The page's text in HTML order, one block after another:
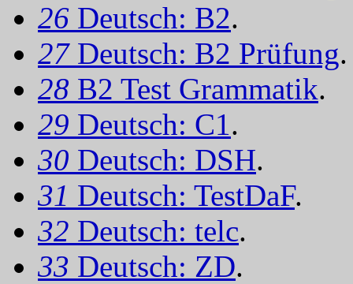
26 Deutsch: B2.
27 Deutsch: B2 Prüfung.
28 B2 Test Grammatik.
29 Deutsch: C1.
30 Deutsch: DSH.
31 Deutsch: TestDaF.
32 Deutsch: telc.
33 Deutsch: ZD.